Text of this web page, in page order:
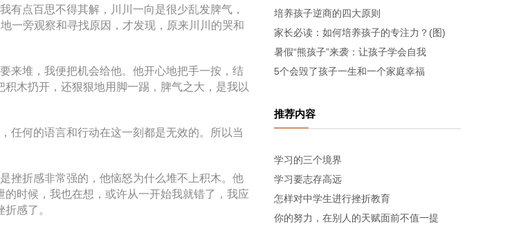
点百思不得其解，川川一向是很少乱发脾气，
一旁观察和寻找原因，才发现，原来川川的哭和
堆，我便把机会给他。他开心地把手一按，结
木扔开，还狠狠地用脚一踢，脾气之大，是我以
何的语言和行动在这一刻都是无效的。所以当
折感非常强的，他恼怒为什么堆不上积木。他
时候，我也在想，或许从一开始我就错了，我应
感了。
培养孩子逆商的四大原则
家长必读：如何培养孩子的专注力？(图)
暑假“熊孩子”来袭：让孩子学会自我
5个会毁了孩子一生和一个家庭幸福
推荐内容
学习的三个境界
学习要志存高远
怎样对中学生进行挫折教育
你的努力，在别人的天赋面前不值一提